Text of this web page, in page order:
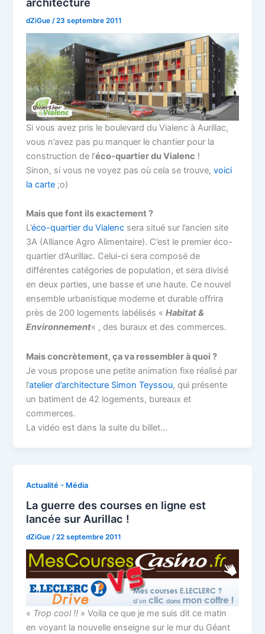
dZiGue/23 septembre 2011
Si vous avez pris le boulevard du Vialenc à Aurillac,
vous n’avez pas pu manquer le chantier pour la
construction de l’éco-quartier du Vialenc !
Sinon, si vous ne voyez pas où cela se trouve,voici
la carte ;o)
Mais que font ils exactement ?
L’éco-quartier du Vialenc sera situé sur l’ancien site
3A (Alliance Agro Alimentaire). C’est le premier éco-
quartier d’Aurillac. Celui-ci sera composé de
différentes catégories de population, et sera divisé
en deux parties, une basse et une haute. Ce nouvel
ensemble urbanistique moderne et durable offrira
près de 200 logements labélisés «Habitat &
Environnement« , des buraux et des commerces.
Mais concrètement, ça va ressembler à quoi ?
Je vous propose une petite animation fixe réalisé par
l’atelier d’architecture Simon Teyssou, qui présente
un batiment de 42 logements, bureaux et
commerces.
La vidéo est dans la suite du billet…
Actualité - Média
La guerre des courses en ligne est
lancée sur Aurillac !
dZiGue/22 septembre 2011
« Trop cool !! » Voila ce que je me suis dit ce matin
en voyant la nouvelle enseigne sur le mur du Géant